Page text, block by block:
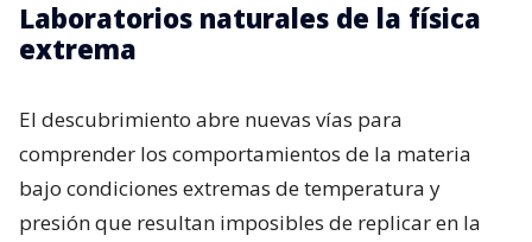
Laboratorios naturales de la física
extrema
El descubrimiento abre nuevas vías para
comprender los comportamientos de la materia
bajo condiciones extremas de temperatura y
presión que resultan imposibles de replicar en la